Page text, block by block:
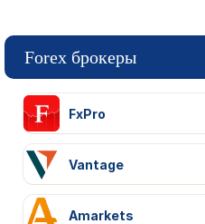
Forex брокеры
FxPro
Vantage
Amarkets